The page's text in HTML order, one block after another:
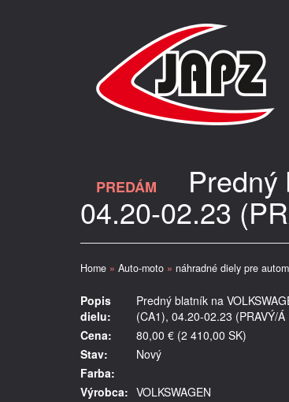
PREDÁM Predný
04.20-02.23
Home » Auto-moto » náhradné diely pre
Popis
dielu:
Predný blatník na
(CA1), 04.20-02.23 (PRAVÝ/Á
Cena:
80,00 € (2 410,00 SK)
Stav:
Nový
Farba:
Výrobca: VOLKSWAGEN